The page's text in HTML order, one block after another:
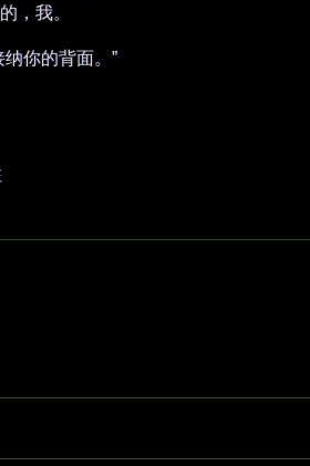
，我。
你的背面。”